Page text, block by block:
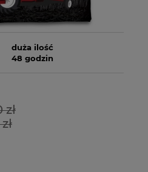
duża ilość
48 godzin
zł